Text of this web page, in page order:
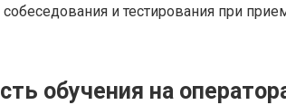
и тестирования при
обучения на